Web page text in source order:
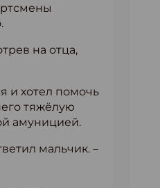
на отца,
и хотел помочь
тяжёлую
амуницией.
мальчик. –